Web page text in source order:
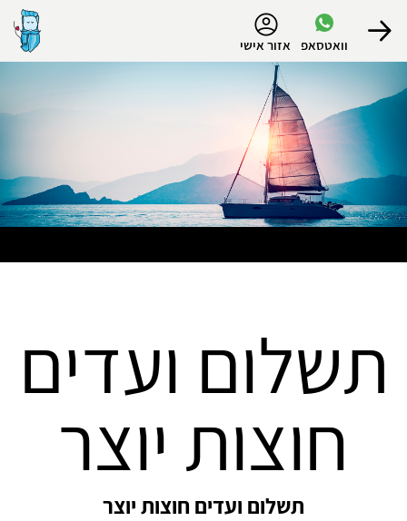
וואטסאפ אזור אישי
התנתק
תשלום ועדים
חוצות יוצר
תשלום ועדים חוצות יוצר